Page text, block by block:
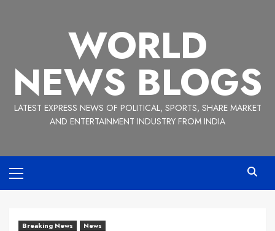
WORLD
NEWS BLOGS
LATEST EXPRESS NEWS OF POLITICAL, SPORTS, SHARE MARKET
AND ENTERTAINMENT INDUSTRY FROM INDIA
Menu
Breaking News News